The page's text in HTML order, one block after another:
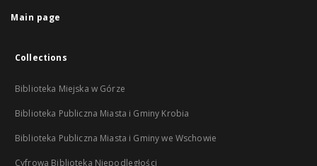
Main page
Collections
Biblioteka Miejska w Górze
Biblioteka Publiczna Miasta i Gminy Krobia
Biblioteka Publiczna Miasta i Gminy we Wschowie
Cyfrowa Biblioteka Niepodległości